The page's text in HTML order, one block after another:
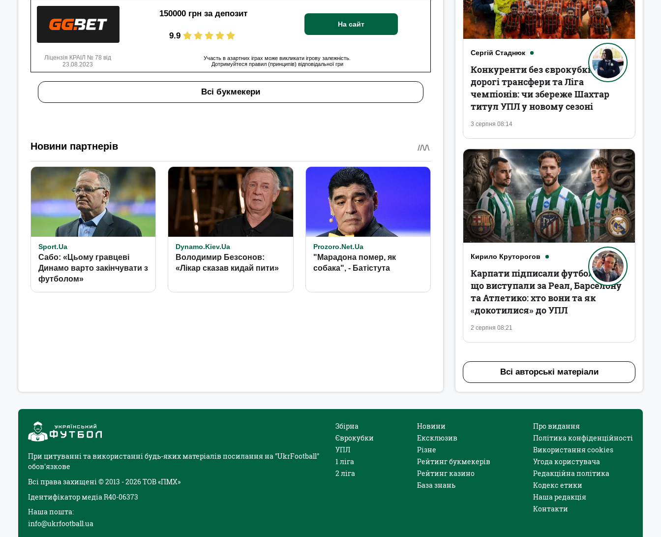
150000 грн за депозит
9.9
На сайт
Ліцензія КРАІЛ № 78 від
23.08.2023
Участь в азартних іграх може викликати ігрову залежність.
Дотримуйтеся правил (принципів) відповідальної гри
Всі букмекери
Сергій Стаднюк
3 серпня 08:14
Конкуренти без єврокубків,
дорогі трансфери та Ліга
чемпіонів: чи збереже Шахтар
титул УПЛ у новому сезоні
Кирило Круторогов
2 серпня 08:21
Карпати підписали футболістів,
що виступали за Реал, Барселону
та Атлетико: хто вони та як
«докотилися» до УПЛ
Всі авторські матеріали
При цитуванні та використанні будь-яких матеріалів посилання на "UkrFootball"
обов'язкове
Всі права захищені © 2013 - 2026 ТОВ «ПМХ»
Ідентифікатор медіа R40-06373
Наша пошта:
info@ukrfootball.ua
Збірна
Єврокубки
УПЛ
1 ліга
2 ліга
Новини
Ексклюзив
Різне
Рейтинг букмекерів
Рейтинг казино
База знань
Про видання
Політика конфіденційності
Використання cookies
Угода користувача
Редакційна політика
Кодекс етики
Наша редакція
Контакти